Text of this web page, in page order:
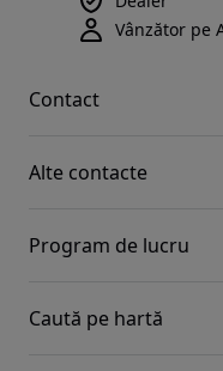
Vânzător pe
Contact
Alte contacte
Program de lucru
Caută pe hartă